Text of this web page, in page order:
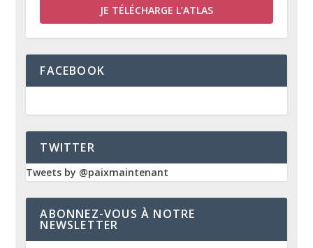
JE TÉLÉCHARGE L’ATLAS
FACEBOOK
TWITTER
Tweets by @paixmaintenant
ABONNEZ-VOUS À NOTRE
NEWSLETTER